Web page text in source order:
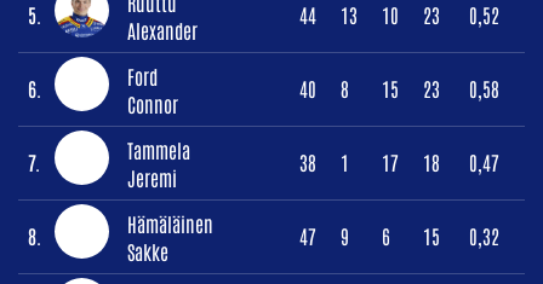
5.
Alexander
44 13 10 23 0,52
6.
Ford
Connor
40 8 15 23 0,58
7.
Tammela
Jeremi
38 1 17 18 0,47
8.
Hämäläinen
Sakke
47 9 6 15 0,32